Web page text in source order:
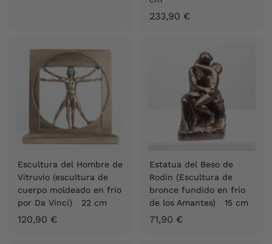
0
€
233,90 €2
9
0
€
Escultura del Hombre de
Vitruvio (escultura de
cuerpo moldeado en frío
por Da Vinci) 22 cm
120,90 €1
Estatua del Beso de
Rodin (Escultura de
bronce fundido en frío
de los Amantes) 15 cm
71,90 €7